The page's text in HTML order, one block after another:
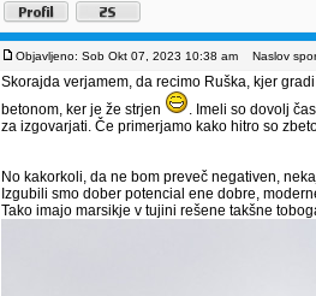
Objavljeno: Sob Okt 07, 2023 10:38 am Naslov
Skorajda verjamem, da recimo Ruška, kjer
betonom, ker je že strjen
. Imeli so dovolj
za izgovarjati. Če primerjamo kako hitro so
No kakorkoli, da ne bom preveč negativen,
Izgubili smo dober potencial ene dobre,
Tako imajo marsikje v tujini rešene takšne